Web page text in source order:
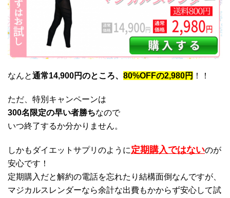
なんと通常14,900円のところ、 80%OFFの2,980円 ！！
ただ、特別キャンペーンは
300名限定の早い者勝ちなので
いつ終了するか分かりません。
しかもダイエットサプリのように定期購入ではないのが
安心です！
定期購入だと解約の電話を忘れたり結構面倒なんですが、
マジカルスレンダーなら余計な出費もかからず安心して試